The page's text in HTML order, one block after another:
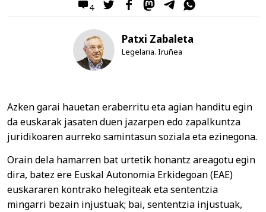
4
Patxi Zabaleta
Legelaria. Iruñea
Azken garai hauetan eraberritu eta agian handitu egin
da euskarak jasaten duen jazarpen edo zapalkuntza
juridikoaren aurreko samintasun soziala eta ezinegona.
Orain dela hamarren bat urtetik honantz areagotu egin
dira, batez ere Euskal Autonomia Erkidegoan (EAE)
euskararen kontrako helegiteak eta sententzia
mingarri bezain injustuak; bai, sententzia injustuak,